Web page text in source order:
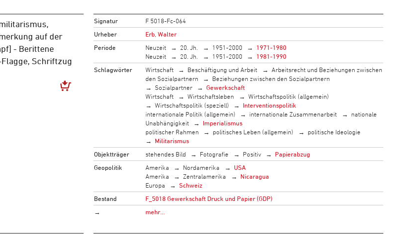
auf der
- Berittene
Schriftzug
Signatur
F 5018-Fc-064
Urheber
Erb, Walter
Periode
Neuzeit 20. Jh. 1951-2000
1971-1980
Neuzeit
20. Jh. 1951-2000
1981-1990
Schlagwörter
Wirtschaft Beschäftigung und Arbeit
Arbeitsrecht und Beziehungen zwischen
den Sozialpartnern
Beziehungen zwischen den Sozialpartnern
Sozialpartner
Gewerkschaft
Wirtschaft
Wirtschaftsleben
Wirtschaftspolitik (allgemein)
Wirtschaftspolitik (speziell)
Interventionspolitik
internationale Politik (allgemein)
internationale Zusammenarbeit
nationale
Unabhängigkeit
Imperialismus
politischer Rahmen
politisches Leben (allgemein)
politische Ideologie
Militarismus
Objektträger
stehendes Bild Fotografie Positiv
Papierabzug
Geopolitik
Amerika Nordamerika
USA
Amerika
Zentralamerika
Nicaragua
Europa
Schweiz
Bestand
F_5018 Gewerkschaft Druck und Papier (GDP)
→
mehr…